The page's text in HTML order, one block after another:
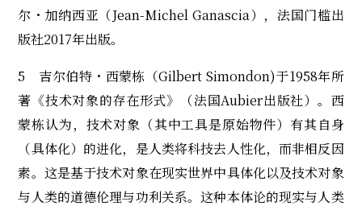
尔・加纳西亚（Jean-Michel Ganascia），法国门槛出
版社2017年出版。
5 吉尔伯特・西蒙栋（Gilbert Simondon)于1958年所
著《技术对象的存在形式》（法国Aubier出版社）。西
蒙栋认为，技术对象（其中工具是原始物件）有其自身
（具体化）的进化，是人类将科技去人性化，而非相反因
素。这是基于技术对象在现实世界中具体化以及技术对象
与人类的道德伦理与功利关系。这种本体论的现实与人类